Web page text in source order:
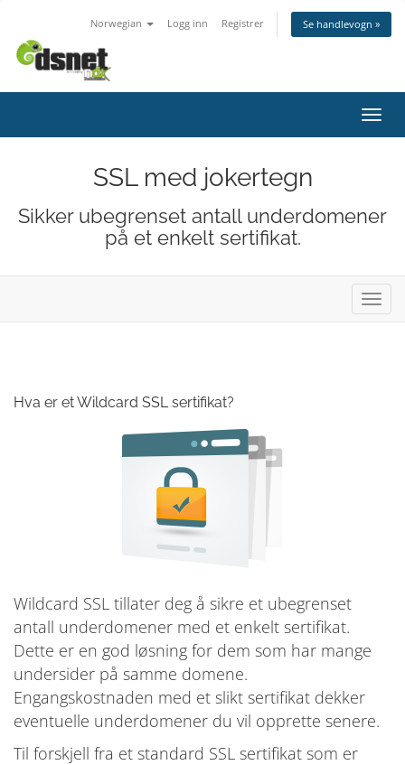
Norwegian Logg inn Registrer Se handlevogn »
Bytt
SSL med jokertegn
Sikker ubegrenset antall underdomener
på et enkelt sertifikat.
Bytt
Hva er et Wildcard SSL sertifikat?
Wildcard SSL tillater deg å sikre et ubegrenset
antall underdomener med et enkelt sertifikat.
Dette er en god løsning for dem som har mange
undersider på samme domene.
Engangskostnaden med et slikt sertifikat dekker
eventuelle underdomener du vil opprette senere.
Til forskjell fra et standard SSL sertifikat som er